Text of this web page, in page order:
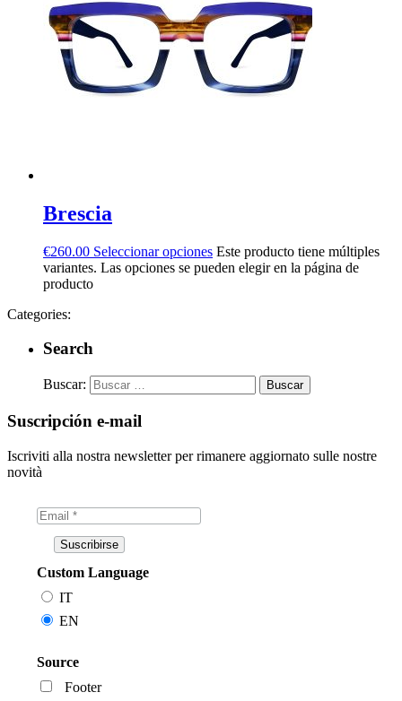
Brescia
€260.00 Seleccionar opciones Este producto tiene múltiples
variantes. Las opciones se pueden elegir en la página de
producto
Categories:
Search
Buscar:
Suscripción e-mail
Iscriviti alla nostra newsletter per rimanere aggiornato sulle nostre
novità
Custom Language
IT
EN
Source
Footer